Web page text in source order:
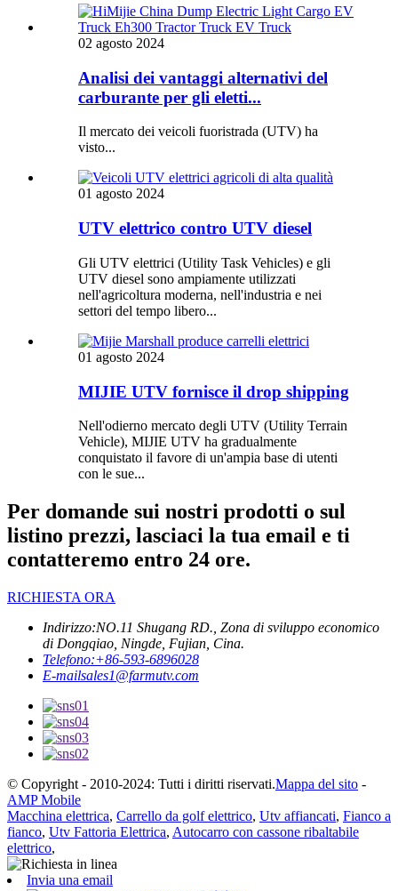
02 agosto 2024
Analisi dei vantaggi alternativi del
carburante per gli eletti...
Il mercato dei veicoli fuoristrada (UTV) ha
visto...
01 agosto 2024
UTV elettrico contro UTV diesel
Gli UTV elettrici (Utility Task Vehicles) e gli
UTV diesel sono ampiamente utilizzati
nell'agricoltura moderna, nell'industria e nei
settori del tempo libero...
01 agosto 2024
MIJIE UTV fornisce il drop shipping
Nell'odierno mercato degli UTV (Utility Terrain
Vehicle), MIJIE UTV ha gradualmente
conquistato il favore di un'ampia base di utenti
con le sue...
Per domande sui nostri prodotti o sul
listino prezzi, lasciaci la tua email e ti
contatteremo entro 24 ore.
RICHIESTA ORA
Indirizzo:NO.11 Shugang RD., Zona di sviluppo economico
di Dongqiao, Ningde, Fujian, Cina.
Telefono:+86-593-6896028
E-mailsales1@farmutv.com
© Copyright - 2010-2024: Tutti i diritti riservati.Mappa del sito -
AMP Mobile
Macchina elettrica, Carrello da golf elettrico, Utv affiancati, Fianco a
fianco, Utv Fattoria Elettrica, Autocarro con cassone ribaltabile
elettrico,
Invia una email